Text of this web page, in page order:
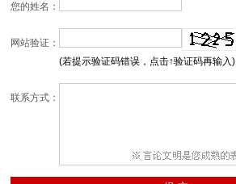
您的姓名：
网站验证：
(若提示验证码错误，点击↑验证码再输入)
联系方式：